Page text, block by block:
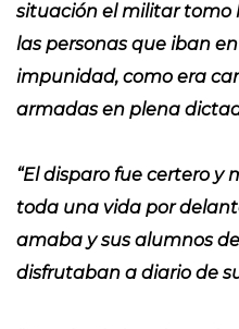
situación el militar tomo
las personas que iban
impunidad, como era
armadas en plena
“El disparo fue certero y
toda una vida por
amaba y sus alumnos
disfrutaban a diario de